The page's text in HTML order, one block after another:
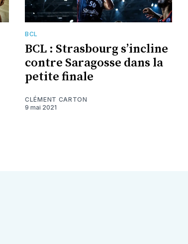
BCL
BCL : Strasbourg s’incline
contre Saragosse dans la
petite finale
CLÉMENT CARTON
9 mai 2021